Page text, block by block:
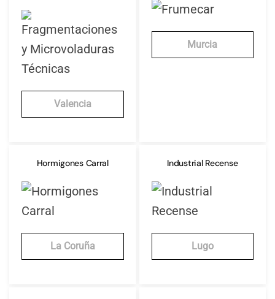
Valencia
Murcia
Hormigones Carral
La Coruña
Industrial Recense
Lugo